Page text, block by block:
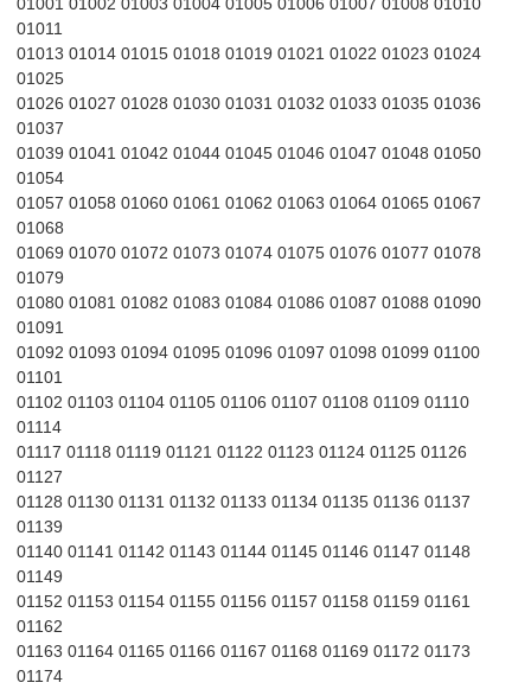
01001 01002 01003 01004 01005 01006 01007 01008 01010
01011
01013 01014 01015 01018 01019 01021 01022 01023 01024
01025
01026 01027 01028 01030 01031 01032 01033 01035 01036
01037
01039 01041 01042 01044 01045 01046 01047 01048 01050
01054
01057 01058 01060 01061 01062 01063 01064 01065 01067
01068
01069 01070 01072 01073 01074 01075 01076 01077 01078
01079
01080 01081 01082 01083 01084 01086 01087 01088 01090
01091
01092 01093 01094 01095 01096 01097 01098 01099 01100
01101
01102 01103 01104 01105 01106 01107 01108 01109 01110
01114
01117 01118 01119 01121 01122 01123 01124 01125 01126
01127
01128 01130 01131 01132 01133 01134 01135 01136 01137
01139
01140 01141 01142 01143 01144 01145 01146 01147 01148
01149
01152 01153 01154 01155 01156 01157 01158 01159 01161
01162
01163 01164 01165 01166 01167 01168 01169 01172 01173
01174